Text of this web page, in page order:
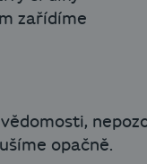
zařídíme
opačně.